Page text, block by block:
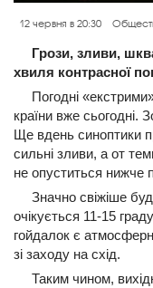
12 червня в 20:30
Грози, зливи,
хвиля контрасної
Погодні
країни вже сьогодні.
Ще вдень синоптики
сильні зливи, а от
не опуститься нижче
Значно свіжіше
очікується 11-15
гойдалок є
зі заходу на схід.
Таким чином,